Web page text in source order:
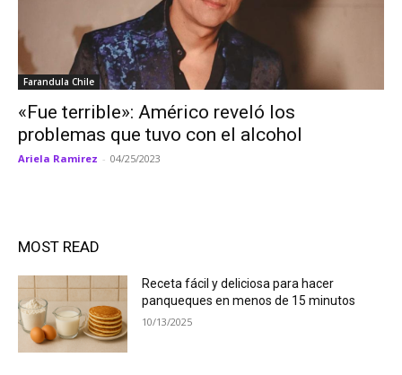
Farandula Chile
«Fue terrible»: Américo reveló los
problemas que tuvo con el alcohol
Ariela Ramirez - 04/25/2023
MOST READ
Receta fácil y deliciosa para hacer
panqueques en menos de 15 minutos
10/13/2025